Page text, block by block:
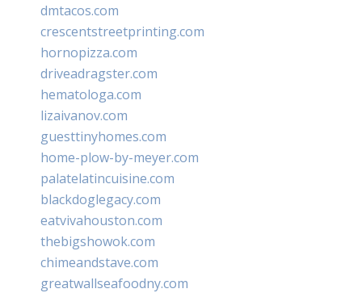
dmtacos.com
crescentstreetprinting.com
hornopizza.com
driveadragster.com
hematologa.com
lizaivanov.com
guesttinyhomes.com
home-plow-by-meyer.com
palatelatincuisine.com
blackdoglegacy.com
eatvivahouston.com
thebigshowok.com
chimeandstave.com
greatwallseafoodny.com